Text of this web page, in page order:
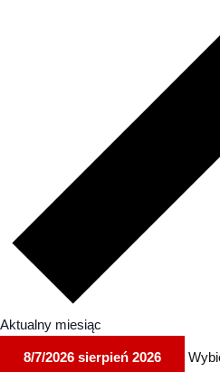
Aktualny miesiąc
8/7/2026 sierpień 2026